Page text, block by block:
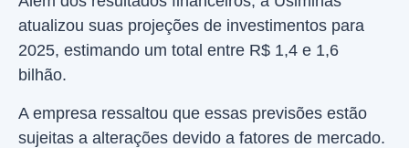
atualizou suas projeções de investimentos para
2025, estimando um total entre R$ 1,4 e 1,6
bilhão.
A empresa ressaltou que essas previsões estão
sujeitas a alterações devido a fatores de mercado.